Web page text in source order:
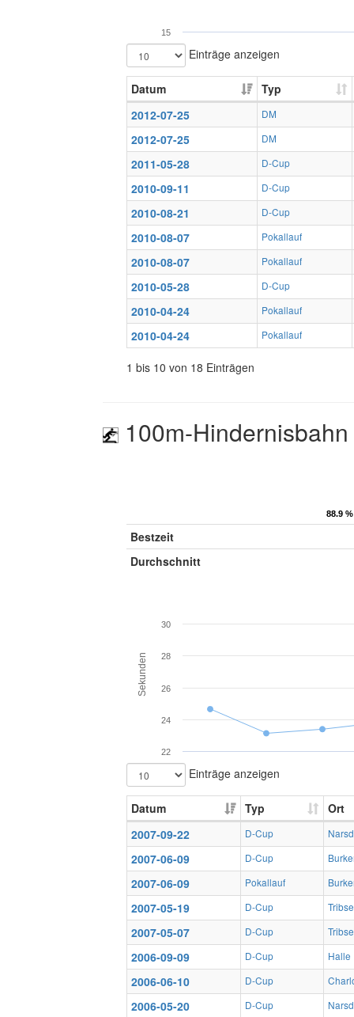
15
Einträge anzeigen
Datum
Typ
2012-07-25
DM
2012-07-25 DM
2011-05-28 D-Cup
2010-09-11 D-Cup
2010-08-21 D-Cup
2010-08-07 Pokallauf
2010-08-07 Pokallauf
2010-05-28 D-Cup
2010-04-24 Pokallauf
2010-04-24 Pokallauf
1 bis 10 von 18 Einträgen
100m-
88.9
88.9
Bestzeit
Durchschnitt
Sekunden
22
24
26
28
30
Einträge anzeigen
Datum Typ
Ort
2007-09-22
D-Cup
2007-06-09 D-Cup
2007-06-09 Pokallauf
2007-05-19 D-Cup
2007-05-07 D-Cup
2006-09-09 D-Cup Halle
2006-06-10 D-Cup
2006-05-20 D-Cup